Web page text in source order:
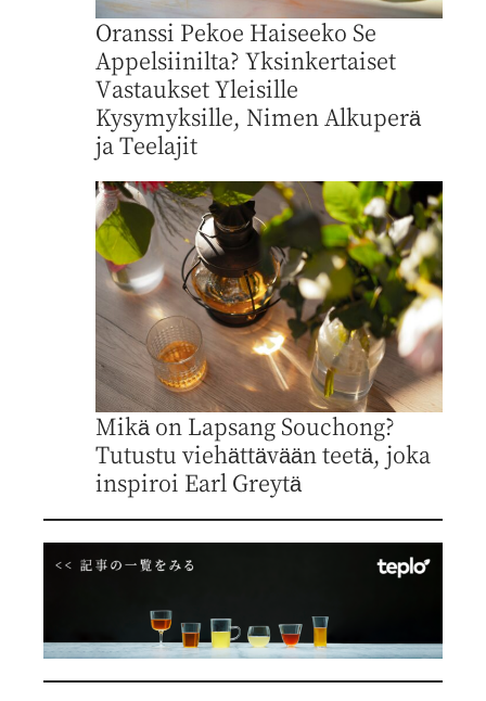
Oranssi Pekoe Haiseeko Se
Appelsiinilta? Yksinkertaiset
Vastaukset Yleisille
Kysymyksille, Nimen Alkuperä
ja Teelajit
Mikä on Lapsang Souchong?
Tutustu viehättävään teetä, joka
inspiroi Earl Greytä